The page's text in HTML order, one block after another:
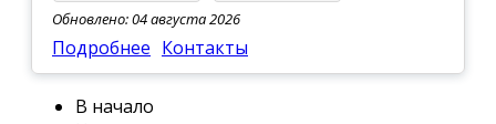
Обновлено: 04 августа 2026
Подробнее Контакты
В начало